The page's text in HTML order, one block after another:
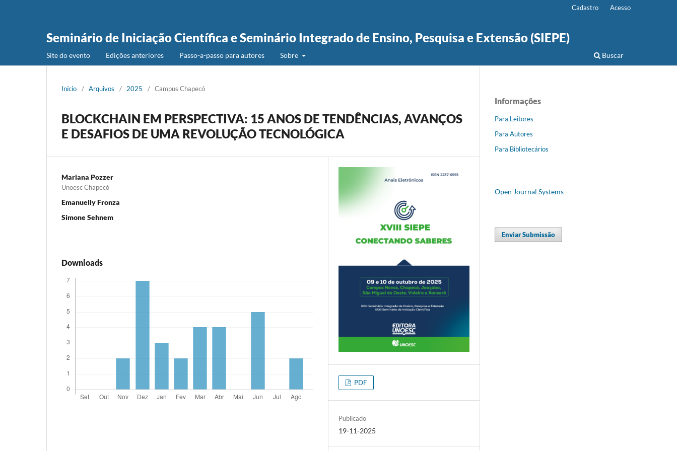
Seminário de Iniciação Científica e Seminário Integrado de Ensino, Pesquisa e Extensão (SIEPE)
Site do evento Edições anteriores Passo-a-passo para autores Sobre Buscar
Cadastro Acesso
Início / Arquivos / 2025 / Campus Chapecó
BLOCKCHAIN EM PERSPECTIVA: 15 ANOS DE TENDÊNCIAS, AVANÇOS
E DESAFIOS DE UMA REVOLUÇÃO TECNOLÓGICA
Mariana Pozzer
Unoesc Chapecó
Emanuelly Fronza
Simone Sehnem
Downloads
PDF
Publicado
19-11-2025
Informações
Para Leitores
Para Autores
Para Bibliotecários
Open Journal Systems
Enviar Submissão